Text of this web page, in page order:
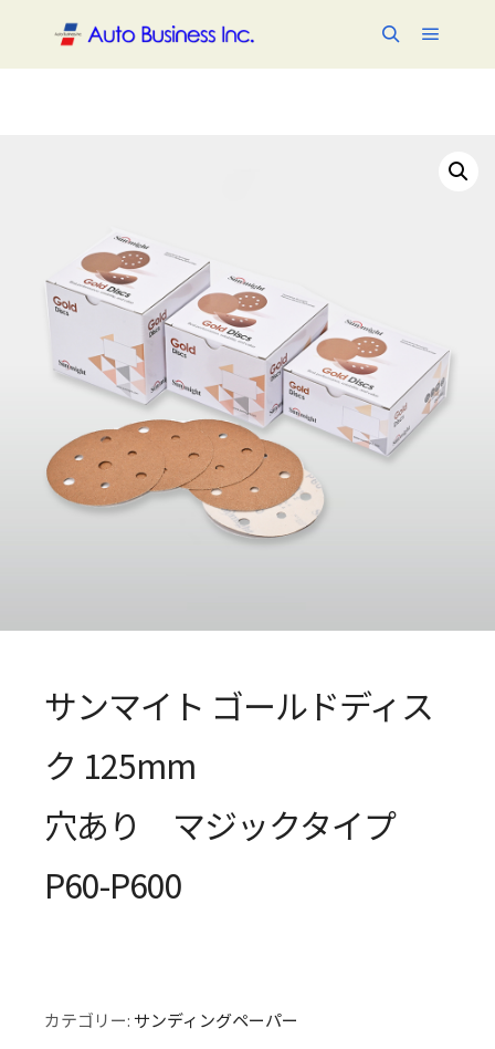
サンマイト ゴールドディス
ク 125mm
穴あり マジックタイプ
P60-P600
カテゴリー: サンディングペーパー